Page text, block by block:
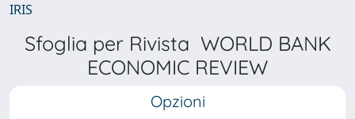
IRIS
Sfoglia per Rivista WORLD BANK
ECONOMIC REVIEW
Opzioni